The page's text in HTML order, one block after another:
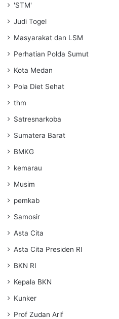
'STM'
Judi Togel
Masyarakat dan LSM
Perhatian Polda Sumut
Kota Medan
Pola Diet Sehat
thm
Satresnarkoba
Sumatera Barat
BMKG
kemarau
Musim
pemkab
Samosir
Asta Cita
Asta Cita Presiden RI
BKN RI
Kepala BKN
Kunker
Prof Zudan Arif